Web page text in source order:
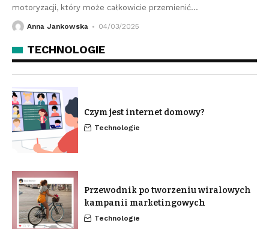
motoryzacji, który może całkowicie przemienić…
Anna Jankowska 04/03/2025
TECHNOLOGIE
Czym jest internet domowy?
Technologie
Przewodnik po tworzeniu wiralowych
kampanii marketingowych
Technologie